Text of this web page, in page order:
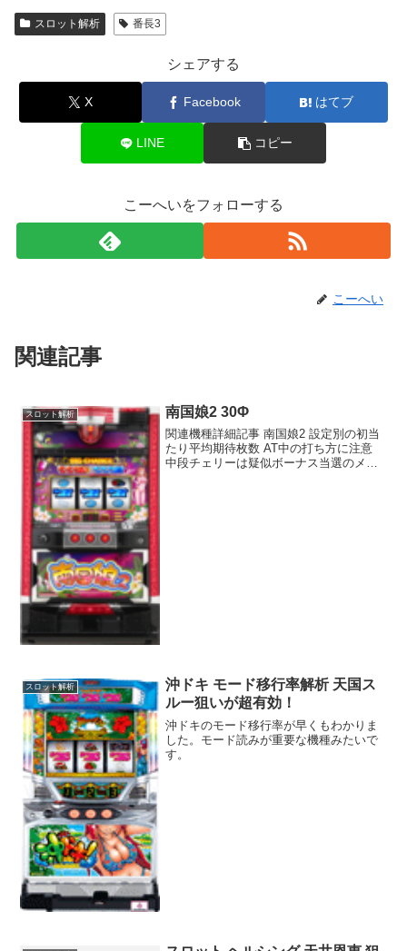
スロット解析 番長3
シェアする
X Facebook はてブ
LINE コピー
こーへいをフォローする
こーへい
関連記事
スロット解析 南国娘2 30Φ
関連機種詳細記事 南国娘2 設定別の初当
たり平均期待枚数 AT中の打ち方に注意
中段チェリーは疑似ボーナス当選のメイ
スロット解析
沖ドキ モード移行率解析 天国ス
ルー狙いが超有効！
沖ドキのモード移行率が早くもわかりま
した。モード読みが重要な機種みたいで
す。